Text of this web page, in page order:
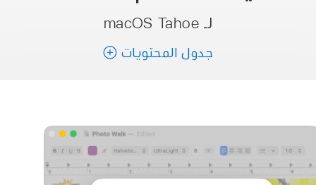
لـ macOS Tahoe
جدول المحتويات